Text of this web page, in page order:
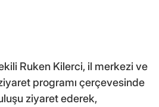
Ruken Kilerci, il merkezi ve
programı çerçevesinde
ziyaret ederek,